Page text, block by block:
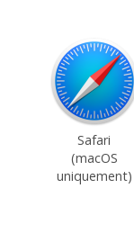
Safari
(macOS
uniquement)